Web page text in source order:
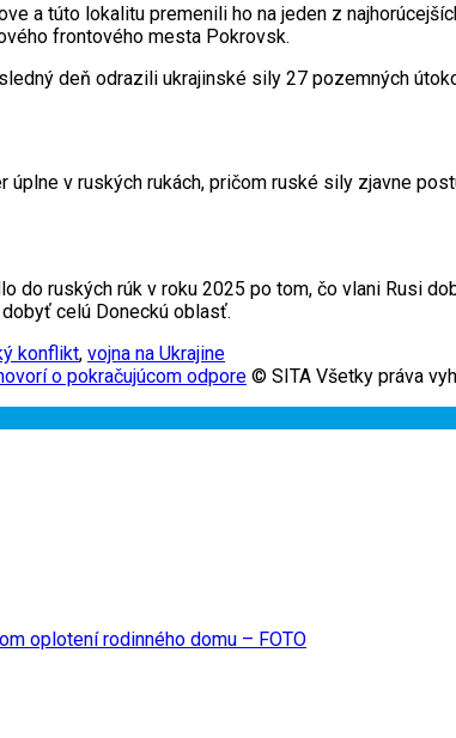
a túto lokalitu premenili ho na jeden z
frontového mesta Pokrovsk.
deň odrazili ukrajinské sily 27 pozemných
v ruských rukách, pričom ruské sily zjavne
ruských rúk v roku 2025 po tom, čo vlani Rusi
celú Doneckú oblasť.
konflikt, vojna na Ukrajine
o pokračujúcom odpore © SITA Všetky práva
oplotení rodinného domu – FOTO